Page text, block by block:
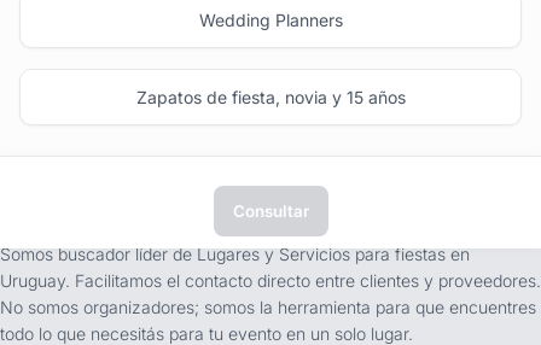
Wedding Planners
Zapatos de fiesta, novia y 15 años
Consultar
Somos buscador líder de Lugares y Servicios para fiestas en
Uruguay. Facilitamos el contacto directo entre clientes y proveedores.
No somos organizadores; somos la herramienta para que encuentres
todo lo que necesitás para tu evento en un solo lugar.